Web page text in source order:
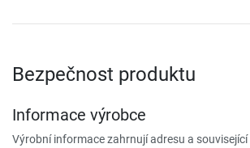
Bezpečnost produktu
Informace výrobce
Výrobní informace zahrnují adresu a